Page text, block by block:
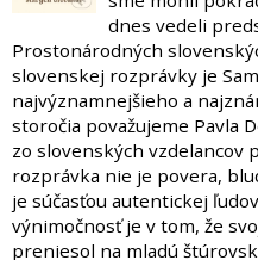
dnes vedeli
Prostonárodných
slovenskej rozprávky je
najvýznamnejšieho a
storočia považujeme Pavla
zo slovenských vzdelancov
rozprávka nie je povera,
je súčasťou autentickej
výnimočnosť je v tom, že
preniesol na mladú